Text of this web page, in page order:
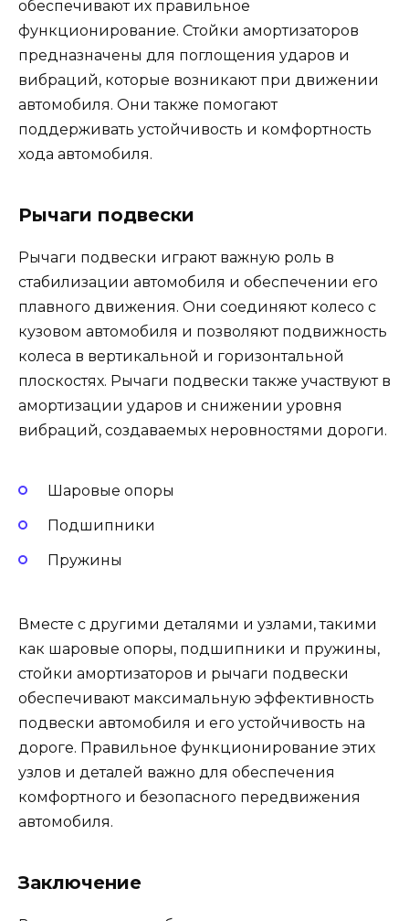
обеспечивают их правильное
функционирование. Стойки амортизаторов
предназначены для поглощения ударов и
вибраций, которые возникают при движении
автомобиля. Они также помогают
поддерживать устойчивость и комфортность
хода автомобиля.
Рычаги подвески
Рычаги подвески играют важную роль в
стабилизации автомобиля и обеспечении его
плавного движения. Они соединяют колесо с
кузовом автомобиля и позволяют подвижность
колеса в вертикальной и горизонтальной
плоскостях. Рычаги подвески также участвуют в
амортизации ударов и снижении уровня
вибраций, создаваемых неровностями дороги.
Шаровые опоры
Подшипники
Пружины
Вместе с другими деталями и узлами, такими
как шаровые опоры, подшипники и пружины,
стойки амортизаторов и рычаги подвески
обеспечивают максимальную эффективность
подвески автомобиля и его устойчивость на
дороге. Правильное функционирование этих
узлов и деталей важно для обеспечения
комфортного и безопасного передвижения
автомобиля.
Заключение